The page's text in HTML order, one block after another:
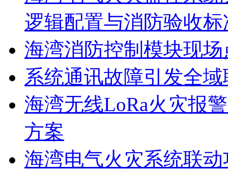
逻辑配置与消防验收标
海湾消防控制模块现
系统通讯故障引发全
海湾无线LoRa火灾报
方案
海湾电气火灾系统联